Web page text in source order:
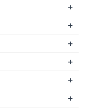
+
+
+
+
+
+